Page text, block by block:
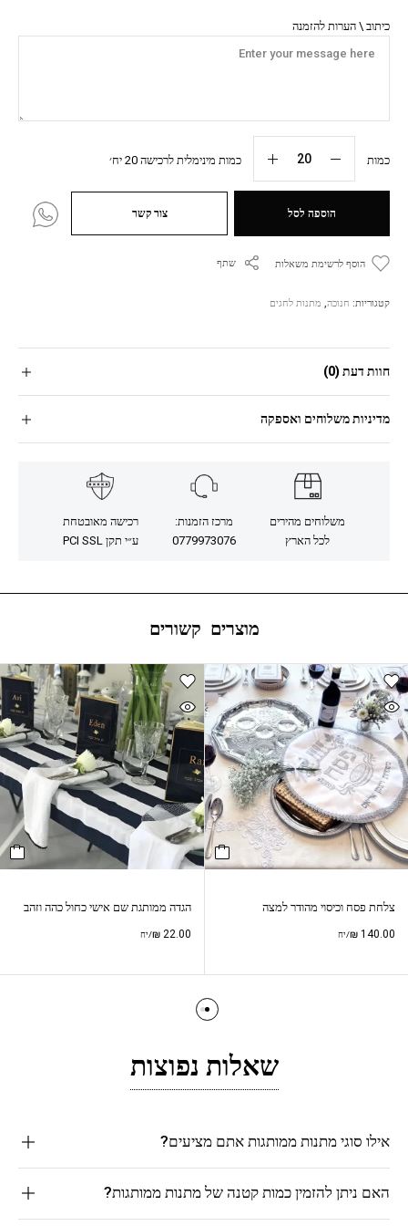
כיתוב \ הערות להזמנה
כמות כמות מינימלית לרכישה 20 יח׳
הוספה לסל צור קשר
הוסף לרשימת משאלות שתף
קטגוריות: חנוכה, מתנות לחגים
חוות דעת (0)
מדיניות משלוחים ואספקה
משלוחים מהירים
לכל הארץ
מרכז הזמנות:
0779973076
רכישה מאובטחת
ע״י תקן PCI SSL
מוצרים קשורים
צלחת פסח וכיסוי מהודר למצה
₪ 140.00 /יח
הגדה ממותגת שם אישי כחול כהה וזהב
₪22.00 /יח
שאלות נפוצות
אילו סוגי מתנות ממותגות אתם מציעים?
האם ניתן להזמין כמות קטנה של מתנות ממותגות?